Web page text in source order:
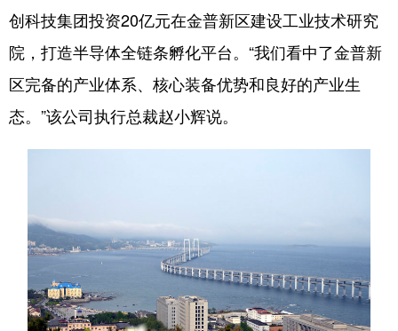
创科技集团投资20亿元在金普新区建设工业技术研究
院，打造半导体全链条孵化平台。“我们看中了金普新
区完备的产业体系、核心装备优势和良好的产业生
态。”该公司执行总裁赵小辉说。